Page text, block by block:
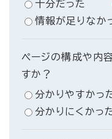
十分だった
情報が足りなか
ページの構成や内
すか？
分かりやすかっ
分かりにくかっ